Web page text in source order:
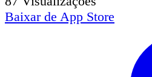
Baixar de App Store